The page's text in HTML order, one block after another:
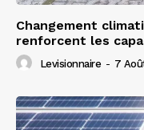
Changement
renforcent les
Levisionnaire - 7